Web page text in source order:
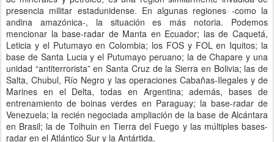
presencia militar estadunidense. En algunas regiones -como la
andina amazónica-, la situación es más notoria. Podemos
mencionar la base-radar de Manta en Ecuador; las de Caquetá,
Leticia y el Putumayo en Colombia; los FOS y FOL en Iquitos; la
base de Santa Lucia y el Putumayo peruano; la de Chapare y una
unidad “antiterrorista” en Santa Cruz de la Sierra en Bolivia; las de
Salta, Chubul, Río Negro y las operaciones Cabañas-Ilegales y de
Marines en el Delta, todas en Argentina; además, bases de
entrenamiento de boinas verdes en Paraguay; la base-radar de
Venezuela; la recién negociada ampliación de la base de Alcántara
en Brasil; la de Tolhuin en Tierra del Fuego y las múltiples bases-
radar en el Atlántico Sur y la Antártida.